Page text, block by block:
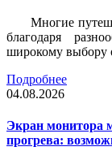
Многие
благодаря
широкому выбору
Подробнее
04.08.2026
Экран монитора
прогрева: